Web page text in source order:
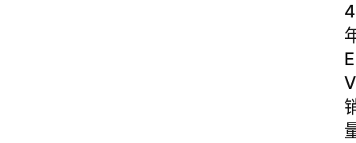
4
E
V